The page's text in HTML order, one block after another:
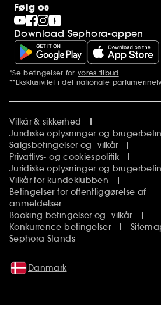
Følg os
Download Sephora-appen
Yderligere bemærkninger
*Se betingelser for vores tilbud
**Eksklusivitet i det nationale
Vilkår & sikkerhed
Juridiske oplysninger og
Salgsbetingelser og -vilkår
Privatlivs- og cookiespolitik
Juridiske oplysninger og
Vilkår for kundeklubben
Betingelser for offentliggørelse af
anmeldelser
Booking betingelser og -vilkår
Konkurrence betingelser
Sephora Stands
Danmark